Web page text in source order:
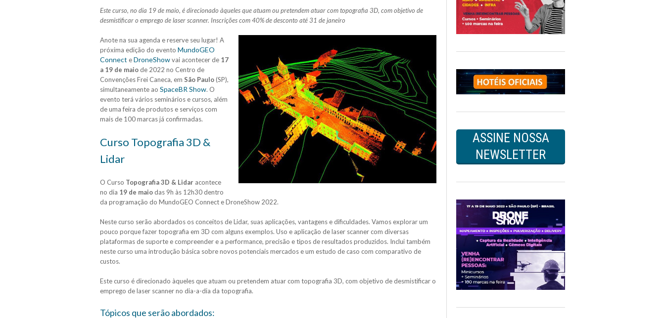
Este curso, no dia 19 de maio, é direcionado àqueles que atuam ou pretendem atuar com topografia 3D, com objetivo de
desmistificar o emprego de laser scanner. Inscrições com 40% de desconto até 31 de janeiro
Anote na sua agenda e reserve seu lugar! A
próxima edição do evento MundoGEO
Connect eDroneShowvai acontecer de 17
a 19 de maiode 2022 no Centro de
Convenções Frei Caneca, em São Paulo(SP),
simultaneamente ao SpaceBR Show. O
evento terá vários seminários e cursos, além
de uma feira de produtos e serviços com
mais de 100 marcas já confirmadas.
Curso Topografia 3D &
Lidar
O Curso Topografia 3D & Lidar acontece
no dia 19 de maiodas 9h às 12h30 dentro
da programação do MundoGEO Connect e DroneShow 2022.
Neste curso serão abordados os conceitos de Lidar, suas aplicações, vantagens e dificuldades. Vamos explorar um
pouco porque fazer topografia em 3D com alguns exemplos. Uso e aplicação de laser scanner com diversas
plataformas de suporte e compreender e a performance, precisão e tipos de resultados produzidos. Inclui também
neste curso uma introdução básica sobre novos potenciais mercados e um estudo de caso com comparativo de
custos.
Este curso é direcionado àqueles que atuam ou pretendem atuar com topografia 3D, com objetivo de desmistificar o
emprego de laser scanner no dia-a-dia da topografia.
Tópicos que serão abordados:
ASSINE NOSSA
NEWSLETTER